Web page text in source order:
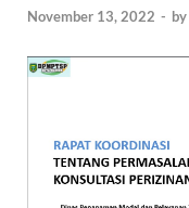
November 13, 2022 - by